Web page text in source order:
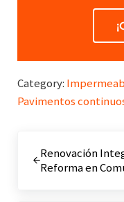
Category:
Pavimentos
Renovación
Reforma en